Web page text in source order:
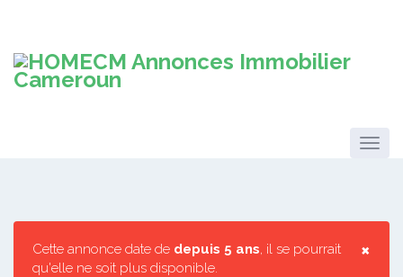
×
Cette annonce date de depuis 5 ans, il se pourrait
qu'elle ne soit plus disponible.